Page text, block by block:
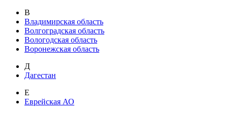
В
Владимирская область
Волгоградская область
Вологодская область
Воронежская область
Д
Дагестан
Е
Еврейская АО